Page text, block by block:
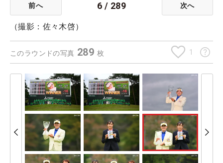
前へ 6 / 289 次へ
（撮影：佐々木啓）
このラウンドの写真 289 枚 1